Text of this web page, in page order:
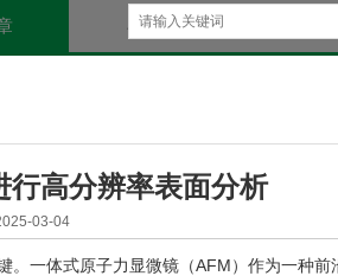
在线留言
行高分辨率表面分析
03-04
一体式原子力显微镜（AFM）作为一种前